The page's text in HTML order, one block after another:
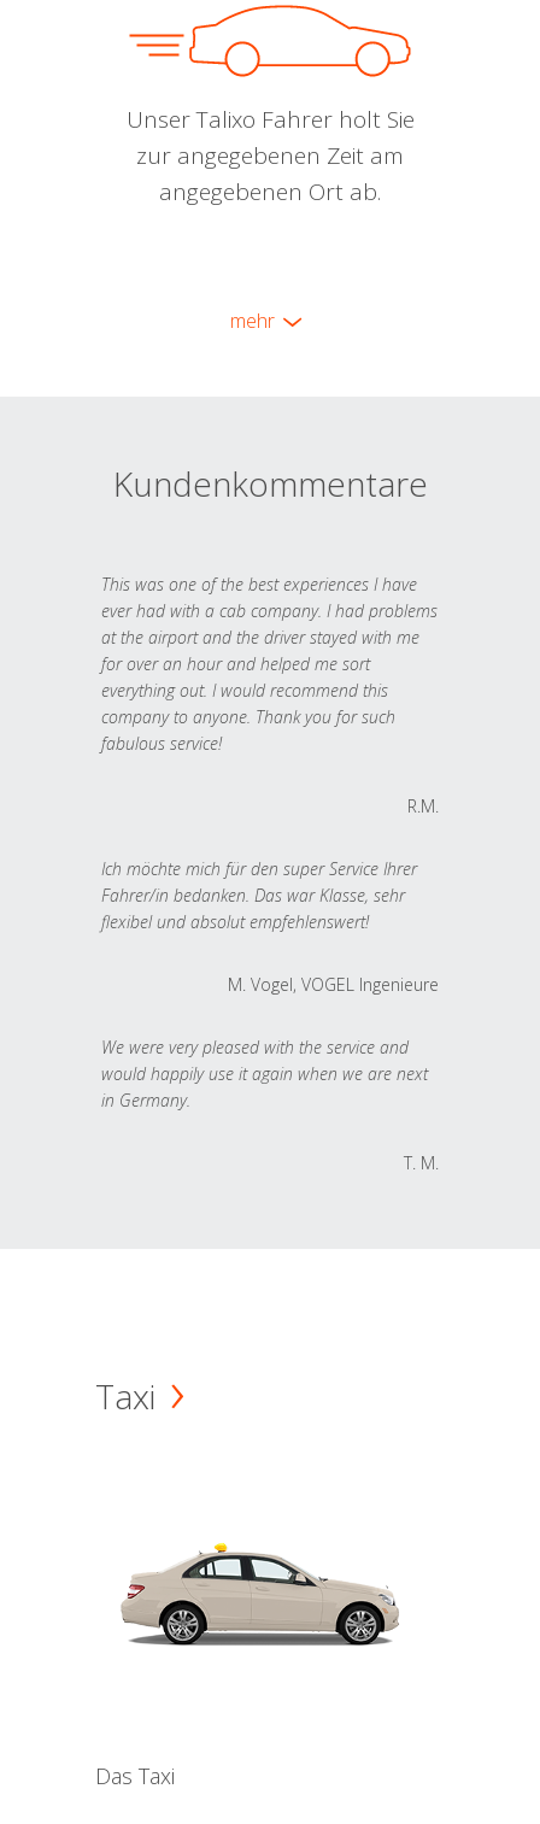
Unser Talixo Fahrer holt Sie
zur angegebenen Zeit am
angegebenen Ort ab.
mehr
Kundenkommentare
This was one of the best experiences I have
ever had with a cab company. I had problems
at the airport and the driver stayed with me
for over an hour and helped me sort
everything out. I would recommend this
company to anyone. Thank you for such
fabulous service!
R.M.
Ich möchte mich für den super Service Ihrer
Fahrer/in bedanken. Das war Klasse, sehr
flexibel und absolut empfehlenswert!
M. Vogel, VOGEL Ingenieure
We were very pleased with the service and
would happily use it again when we are next
in Germany.
T. M.
Taxi
Das Taxi